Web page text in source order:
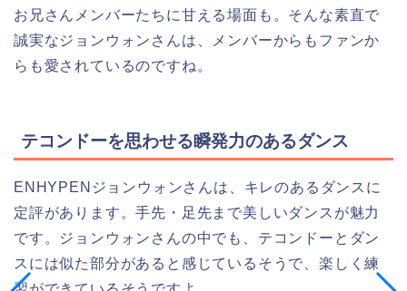
お兄さんメンバーたちに甘える場面も。そんな素直で
誠実なジョンウォンさんは、メンバーからもファンか
らも愛されているのですね。
テコンドーを思わせる瞬発力のあるダンス
ENHYPENジョンウォンさんは、キレのあるダンスに
定評があります。手先・足先まで美しいダンスが魅力
です。ジョンウォンさんの中でも、テコンドーとダン
スには似た部分があると感じているそうで、楽しく練